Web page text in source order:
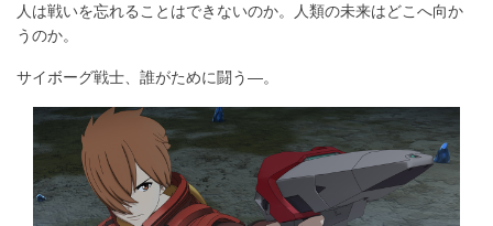
人は戦いを忘れることはできないのか。人類の未来はどこへ向か
うのか。
サイボーグ戦士、誰がために闘う―。